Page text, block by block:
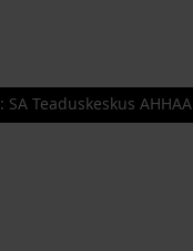
: SA Teaduskeskus AHHAA